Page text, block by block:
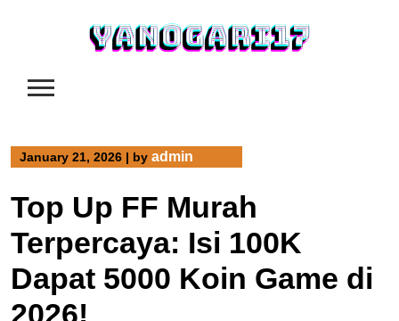
January 21, 2026 | by admin
Top Up FF Murah
Terpercaya: Isi 100K
Dapat 5000 Koin Game di
2026!